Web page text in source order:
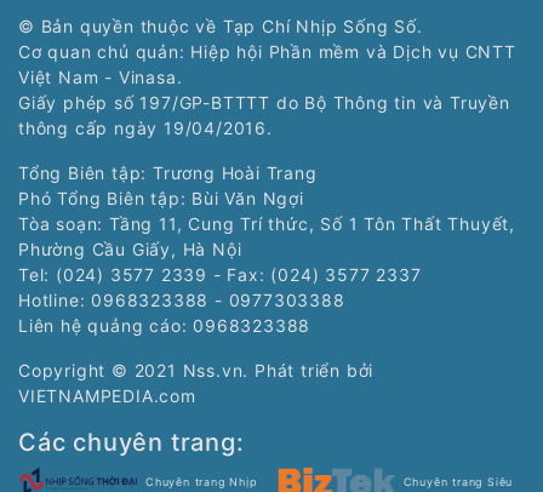
© Bản quyền thuộc về Tạp Chí Nhịp Sống Số.
Cơ quan chủ quản: Hiệp hội Phần mềm và Dịch vụ CNTT
Việt Nam - Vinasa.
Giấy phép số 197/GP-BTTTT do Bộ Thông tin và Truyền
thông cấp ngày 19/04/2016.
Tổng Biên tập: Trương Hoài Trang
Phó Tổng Biên tập: Bùi Văn Ngợi
Tòa soạn: Tầng 11, Cung Trí thức, Số 1 Tôn Thất Thuyết,
Phường Cầu Giấy, Hà Nội
Tel: (024) 3577 2339 - Fax: (024) 3577 2337
Hotline: 0968323388 - 0977303388
Liên hệ quảng cáo: 0968323388
Copyright © 2021 Nss.vn. Phát triển bởi
VIETNAMPEDIA.com
Các chuyên trang:
Chuyên trang Nhịp Chuyên trang Siêu